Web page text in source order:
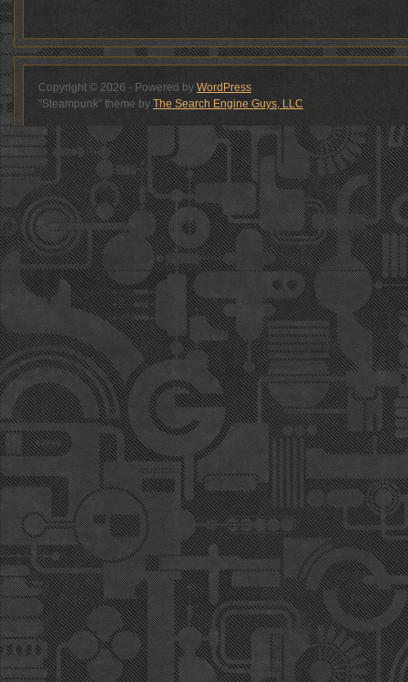
Copyright © 2026 - Powered by WordPress
"Steampunk" theme by The Search Engine Guys, LLC